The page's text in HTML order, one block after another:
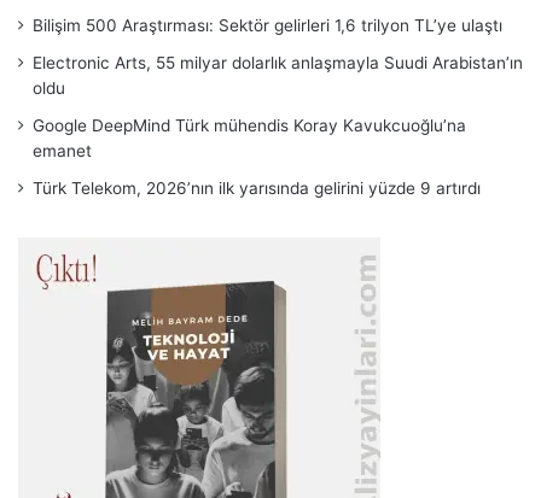
Bilişim 500 Araştırması: Sektör gelirleri 1,6 trilyon TL’ye ulaştı
Electronic Arts, 55 milyar dolarlık anlaşmayla Suudi Arabistan’ın
oldu
Google DeepMind Türk mühendis Koray Kavukcuoğlu’na
emanet
Türk Telekom, 2026’nın ilk yarısında gelirini yüzde 9 artırdı